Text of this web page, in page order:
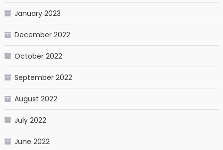
January 2023
December 2022
October 2022
September 2022
August 2022
July 2022
June 2022